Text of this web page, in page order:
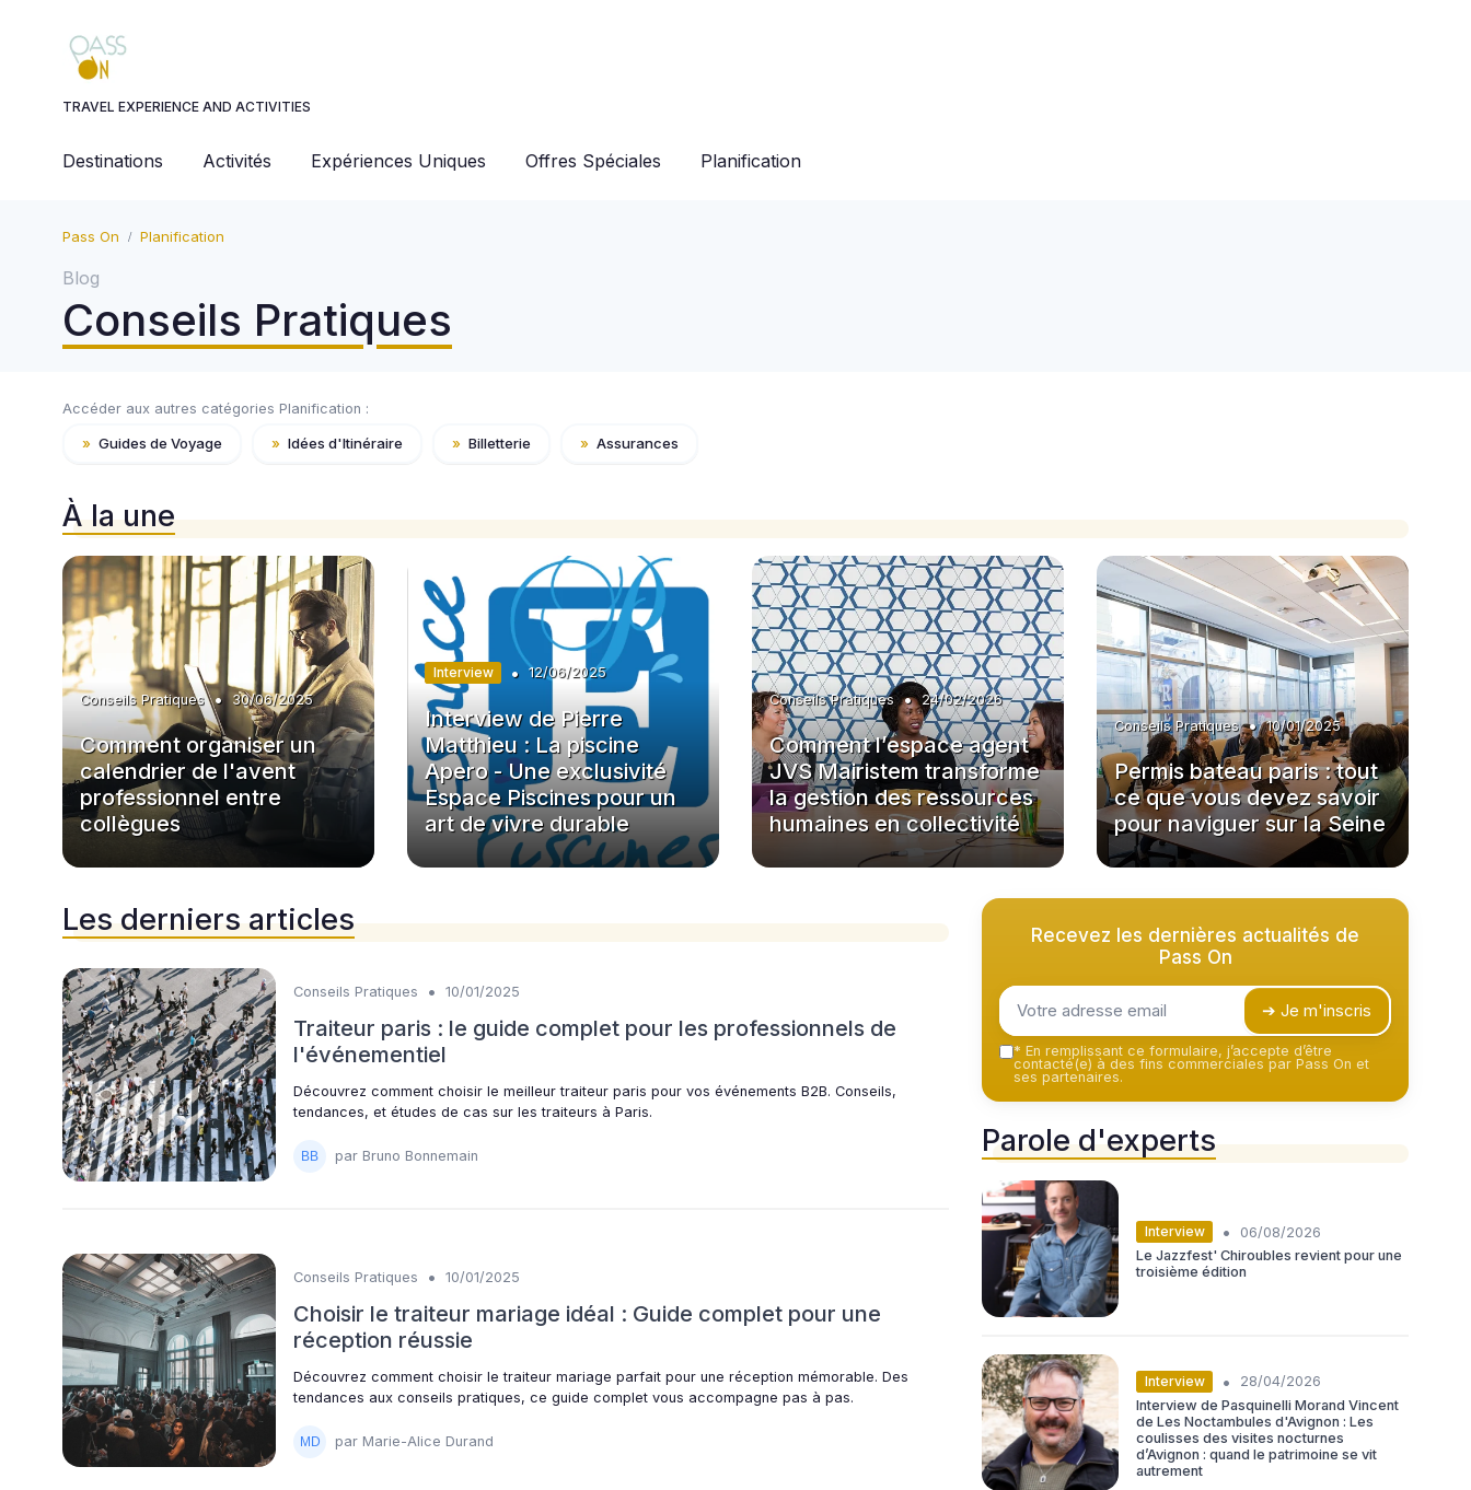
TRAVEL EXPERIENCE AND ACTIVITIES
Destinations Activités Expériences Uniques Offres Spéciales Planification
Pass On Planification
Blog
Conseils Pratiques
Accéder aux autres catégories Planification :
» Guides de Voyage » Idées d'Itinéraire » Billetterie » Assurances
À la une
Conseils Pratiques • 30/06/2025
Comment organiser un
calendrier de l'avent
professionnel entre
collègues
Interview • 12/06/2025
Interview de Pierre
Matthieu : La piscine
Apero - Une exclusivité
Espace Piscines pour un
art de vivre durable
Conseils Pratiques • 24/02/2026
Comment l’espace agent
JVS Mairistem transforme
la gestion des ressources
humaines en collectivité
Conseils Pratiques • 10/01/2025
Permis bateau paris : tout
ce que vous devez savoir
pour naviguer sur la Seine
Les derniers articles
Conseils Pratiques • 10/01/2025
Traiteur paris : le guide complet pour les professionnels de
l'événementiel
Découvrez comment choisir le meilleur traiteur paris pour vos événements B2B. Conseils,
tendances, et études de cas sur les traiteurs à Paris.
par Bruno Bonnemain
Conseils Pratiques • 10/01/2025
Choisir le traiteur mariage idéal : Guide complet pour une
réception réussie
Découvrez comment choisir le traiteur mariage parfait pour une réception mémorable. Des
tendances aux conseils pratiques, ce guide complet vous accompagne pas à pas.
par Marie-Alice Durand
Recevez les dernières actualités de
Pass On
➔ Je m'inscris
* En remplissant ce formulaire, j’accepte d’être
contacté(e) à des fins commerciales par Pass On et
ses partenaires.
Parole d'experts
Interview •
06/08/2026
Le Jazzfest' Chiroubles revient pour une
troisième édition
Interview •
28/04/2026
Interview de Pasquinelli Morand Vincent
de Les Noctambules d'Avignon : Les
coulisses des visites nocturnes
d’Avignon : quand le patrimoine se vit
autrement